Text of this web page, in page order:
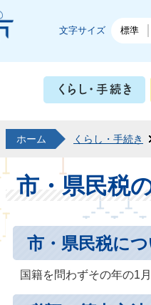
結城市公式ホームページ
文字サイズ 標準
ホーム くらし・手続き
市・県民税
市・県民税に
国籍を問わずその年の1